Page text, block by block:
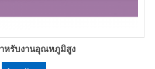
หรับงานอุณหภูมิสูง